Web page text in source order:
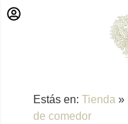
Estás en: Tienda »
de comedor